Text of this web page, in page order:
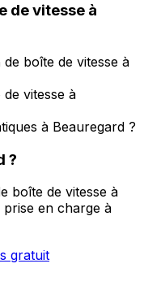
de vitesse à
boîte de vitesse à
vitesse à
à Beauregard ?
?
boîte de vitesse à
prise en charge à
gratuit